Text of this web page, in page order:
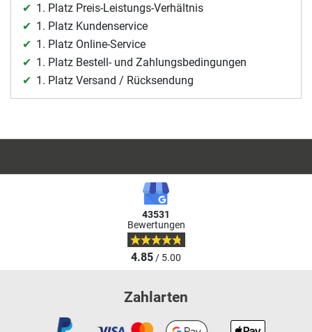
1. Platz Preis-Leistungs-Verhältnis
1. Platz Kundenservice
1. Platz Online-Service
1. Platz Bestell- und Zahlungsbedingungen
1. Platz Versand / Rücksendung
43531
Bewertungen
4.85/ 5.00
Zahlarten